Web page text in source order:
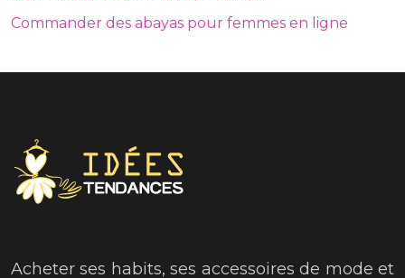
Commander des abayas pour femmes en ligne
Acheter ses habits, ses accessoires de mode et